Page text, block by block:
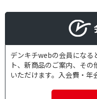
デンキチwebの会員になる
ト、新商品のご案内、そ
いただけます。入会費・年